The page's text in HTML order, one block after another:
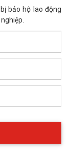
bảo hộ lao động